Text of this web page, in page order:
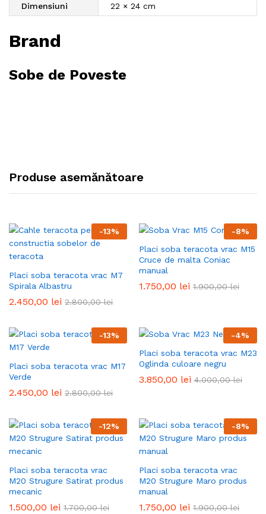
Dimensiuni
22 × 24 cm
Brand
Sobe de Poveste
Produse asemănătoare
-13%
Placi soba teracota vrac M7
Spirala Albastru
2.450,00 lei 2.800,00lei
-8%
Placi soba teracota vrac M15
Cruce de malta Coniac
manual
1.750,00 lei 1.900,00lei
-13%
Placi soba teracota vrac M17
Verde
2.450,00 lei 2.800,00lei
-4%
Placi soba teracota vrac M23
Oglinda culoare negru
3.850,00 lei 4.000,00lei
-12%
Placi soba teracota vrac
M20 Strugure Satirat produs
mecanic
1.500,00 lei 1.700,00lei
-8%
Placi soba teracota vrac
M20 Strugure Maro produs
manual
1.750,00 lei 1.900,00lei